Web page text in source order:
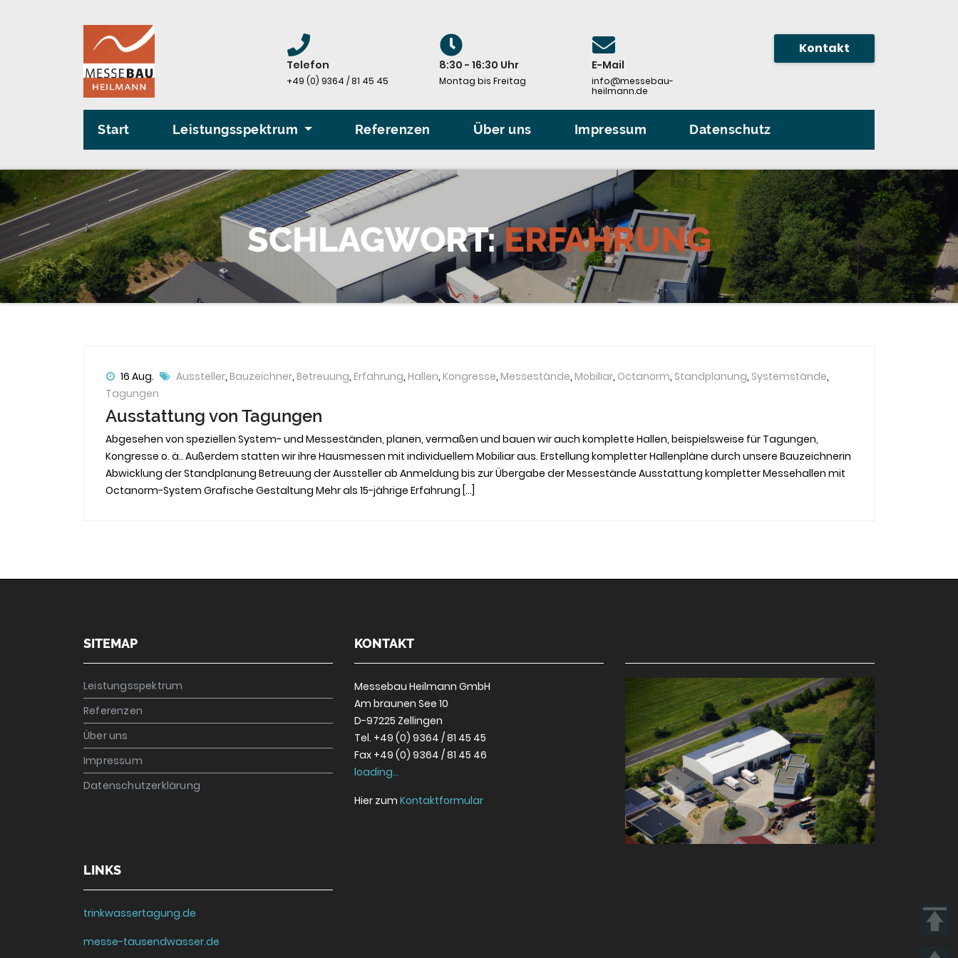
Telefon
+49 (0) 9364 / 81 45 45
8:30 - 16:30 Uhr
Montag bis Freitag
E-Mail
info@messebau-
heilmann.de
Kontakt
Start Leistungsspektrum Referenzen Über uns Impressum Datenschutz
SCHLAGWORT:ERFAHRUNG
16 Aug. Aussteller, Bauzeichner, Betreuung, Erfahrung, Hallen, Kongresse, Messestände, Mobiliar, Octanorm, Standplanung, Systemstände,
Tagungen
Ausstattung von Tagungen
Abgesehen von speziellen System- und Messeständen, planen, vermaßen und bauen wir auch komplette Hallen, beispielsweise für Tagungen,
Kongresse o. ä.. Außerdem statten wir ihre Hausmessen mit individuellem Mobiliar aus. Erstellung kompletter Hallenpläne durch unsere Bauzeichnerin
Abwicklung der Standplanung Betreuung der Aussteller ab Anmeldung bis zur Übergabe der Messestände Ausstattung kompletter Messehallen mit
Octanorm-System Grafische Gestaltung Mehr als 15-jährige Erfahrung […]
SITEMAP
Leistungsspektrum
Referenzen
Über uns
Impressum
Datenschutzerklärung
KONTAKT
Messebau Heilmann GmbH
Am braunen See 10
D-97225 Zellingen
Tel. +49 (0) 9364 / 81 45 45
Fax +49 (0) 9364 / 81 45 46
loading...
Hier zum Kontaktformular
LINKS
trinkwassertagung.de
messe-tausendwasser.de